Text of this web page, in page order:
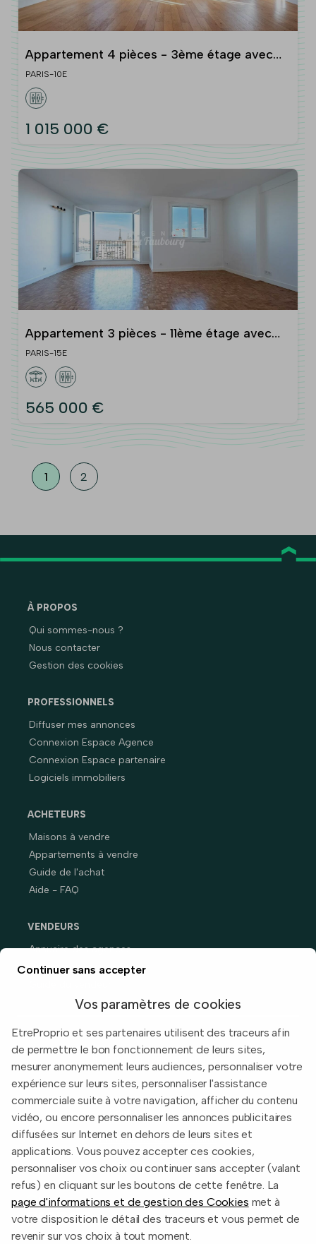
Appartement 4 pièces - 3ème étage avec
ascenseur -
PARIS-10E
1 015 000 €
Appartement 3 pièces - 11ème étage avec
asc. - vue Tour Eiffel
PARIS-15E
565 000 €
1 2
À PROPOS
Qui sommes-nous ?
Nous contacter
Gestion des cookies
PROFESSIONNELS
Diffuser mes annonces
Connexion Espace Agence
Connexion Espace partenaire
Logiciels immobiliers
ACHETEURS
Maisons à vendre
Appartements à vendre
Guide de l'achat
Aide - FAQ
VENDEURS
Annuaire des agences
Prix immobiliers en France
Informations légales
Conditions d'utilisation
Politique de confidentialité
2026 EtreProprio.com
Continuer sans accepter
Vos paramètres de cookies
EtreProprio et ses partenaires utilisent des traceurs afin
de permettre le bon fonctionnement de leurs sites,
mesurer anonymement leurs audiences, personnaliser votre
expérience sur leurs sites, personnaliser l'assistance
commerciale suite à votre navigation, afficher du contenu
vidéo, ou encore personnaliser les annonces publicitaires
diffusées sur Internet en dehors de leurs sites et
applications. Vous pouvez accepter ces cookies,
personnaliser vos choix ou continuer sans accepter (valant
refus) en cliquant sur les boutons de cette fenêtre. La
page d'informations et de gestion des Cookies met à
votre disposition le détail des traceurs et vous permet de
revenir sur vos choix à tout moment.